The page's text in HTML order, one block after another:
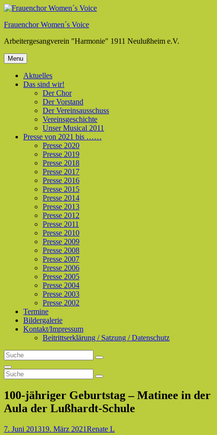
Skip
content
Frauenchor Women´s Voice
Arbeitergesangverein "Harmonie" 1911 Neulußheim e.V.
Menu
Aktuelles
Das sind wir!
Der Chor
Der Vorstand
Der Vereinsausschuss
Vereinsgeschichte
Unser Musical 2011
Presse von 2021 bis ……
Presse 2020
Presse 2019
Presse 2018
Presse 2017
Presse 2016
Presse 2015
Presse 2014
Presse 2013
Presse 2012
Presse 2011
Presse 2010
Presse 2009
Presse 2008
Presse 2007
Presse 2006
Presse 2005
Presse 2004
Presse 2003
Presse 2002
Termine
Bildergalerie
Kontakt/Impressum
Beitrittserklärung / Satzung / Datenschutz
Search
for:
Search
Search
Search
for:
Search
100-jähriger Geburtstag – Matinee in der
Aula der Lußhardt-Schule
Posted-
7. Juni 201319. März 2021By
Byline
Renate L